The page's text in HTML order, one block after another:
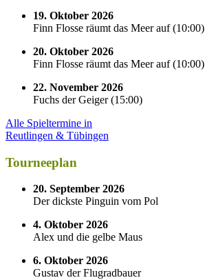
19. Oktober 2026
Finn Flosse räumt das Meer auf(10:00)
20. Oktober 2026
Finn Flosse räumt das Meer auf(10:00)
22. November 2026
Fuchs der Geiger(15:00)
Alle Spieltermine in
Reutlingen & Tübingen
Tourneeplan
20. September 2026
Der dickste Pinguin vom Pol
4. Oktober 2026
Alex und die gelbe Maus
6. Oktober 2026
Gustav der Flugradbauer